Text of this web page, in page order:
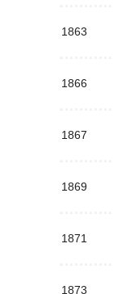
1863
1866
1867
1869
1871
1873